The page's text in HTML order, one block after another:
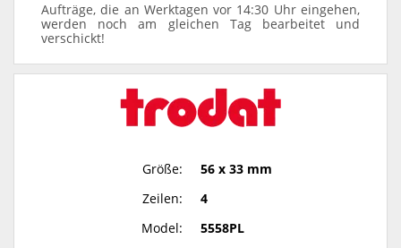
Aufträge, die an Werktagen vor 14:30 Uhr eingehen,
werden noch am gleichen Tag bearbeitet und
verschickt!
Größe:
56 x 33 mm
Zeilen:
4
Model:
5558PL